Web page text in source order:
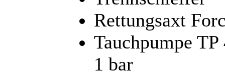
Rettungsaxt
Tauchpumpe
1 bar